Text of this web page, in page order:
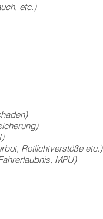
etc.)
Rotlichtverstöße etc.)
MPU)